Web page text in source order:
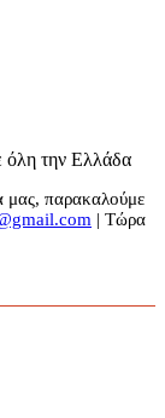
όλη την Ελλάδα
μας, παρακαλούμε
| Τώρα